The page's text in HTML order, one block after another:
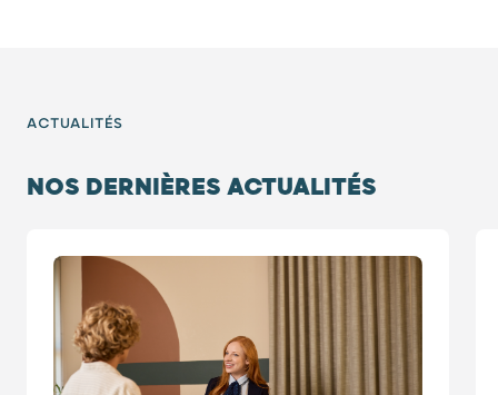
ACTUALITÉS
NOS DERNIÈRES ACTUALITÉS